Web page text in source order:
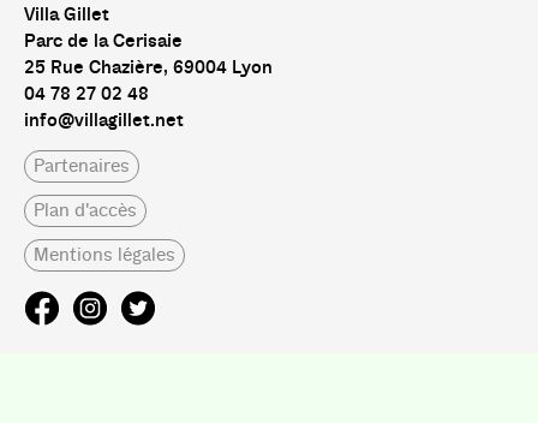
Villa Gillet
Parc de la Cerisaie
25 Rue Chazière, 69004 Lyon
04 78 27 02 48
info@villagillet.net
Partenaires
Plan d'accès
Mentions légales